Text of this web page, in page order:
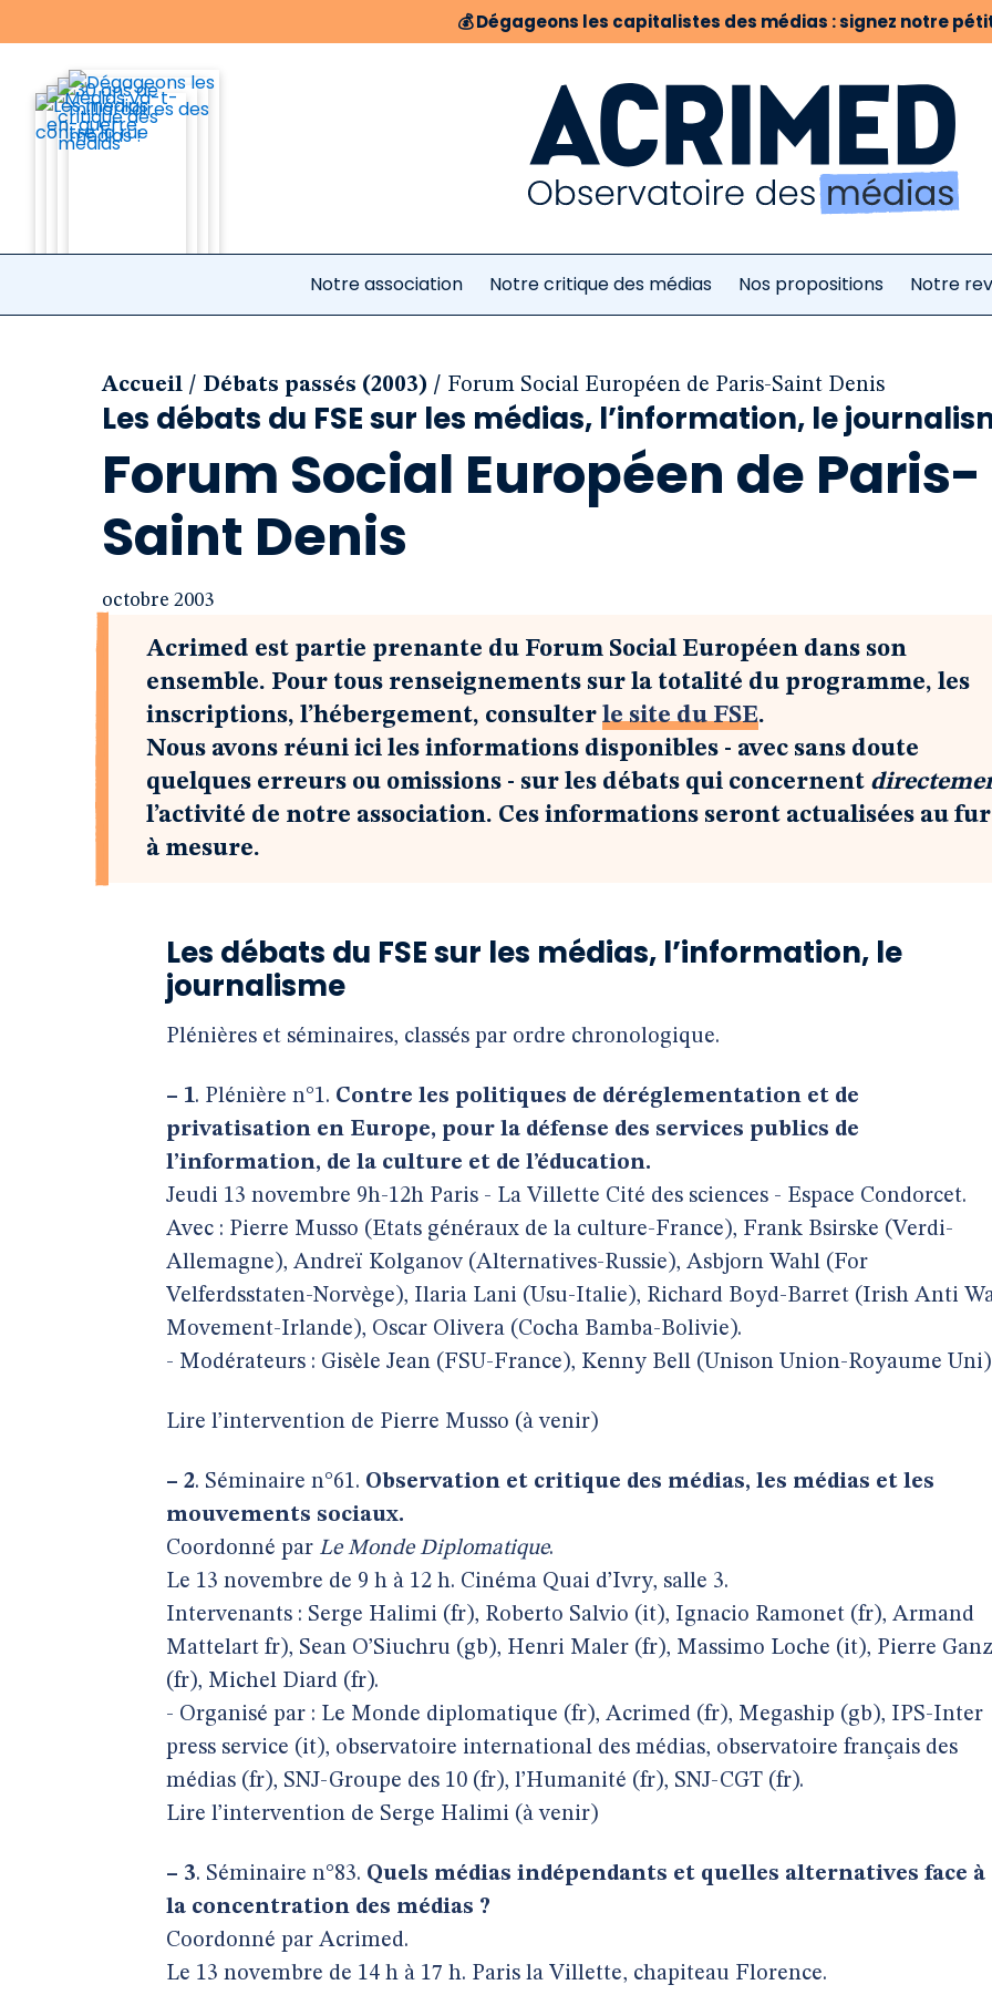
💰Dégageons les capitalistes des médias : signez notre
Notre association Notre critique des médias Nos propositions Notre
Accueil / Débats passés (2003) / Forum Social Européen de Paris-Saint Denis
Les débats du FSE sur les médias, l’information, le
Forum Social Européen de Paris-
Saint Denis
octobre 2003
Acrimed est partie prenante du Forum Social Européen dans son
ensemble. Pour tous renseignements sur la totalité du programme, les
inscriptions, l’hébergement, consulter le site du FSE.
Nous avons réuni ici les informations disponibles - avec sans doute
quelques erreurs ou omissions - sur les débats qui concernent
l’activité de notre association. Ces informations seront actualisées au
à mesure.
Les débats du FSE sur les médias, l’information, le
journalisme
Plénières et séminaires, classés par ordre chronologique.
– 1. Plénière n°1. Contre les politiques de déréglementation et de
privatisation en Europe, pour la défense des services publics de
l’information, de la culture et de l’éducation.
Jeudi 13 novembre 9h-12h Paris - La Villette Cité des sciences - Espace Condorcet.
Avec : Pierre Musso (Etats généraux de la culture-France), Frank Bsirske (Verdi-
Allemagne), Andreï Kolganov (Alternatives-Russie), Asbjorn Wahl (For
Velferdsstaten-Norvège), Ilaria Lani (Usu-Italie), Richard Boyd-Barret (Irish Anti
Movement-Irlande), Oscar Olivera (Cocha Bamba-Bolivie).
- Modérateurs : Gisèle Jean (FSU-France), Kenny Bell (Unison Union-Royaume
Lire l’intervention de Pierre Musso (à venir)
– 2. Séminaire n°61. Observation et critique des médias, les médias et les
mouvements sociaux.
Coordonné par Le Monde Diplomatique.
Le 13 novembre de 9 h à 12 h. Cinéma Quai d’Ivry, salle 3.
Intervenants : Serge Halimi (fr), Roberto Salvio (it), Ignacio Ramonet (fr), Armand
Mattelart fr), Sean O’Siuchru (gb), Henri Maler (fr), Massimo Loche (it), Pierre Ganz
(fr), Michel Diard (fr).
- Organisé par : Le Monde diplomatique (fr), Acrimed (fr), Megaship (gb), IPS-Inter
press service (it), observatoire international des médias, observatoire français des
médias (fr), SNJ-Groupe des 10 (fr), l’Humanité (fr), SNJ-CGT (fr).
Lire l’intervention de Serge Halimi (à venir)
– 3. Séminaire n°83. Quels médias indépendants et quelles alternatives face à
la concentration des médias ?
Coordonné par Acrimed.
Le 13 novembre de 14 h à 17 h. Paris la Villette, chapiteau Florence.